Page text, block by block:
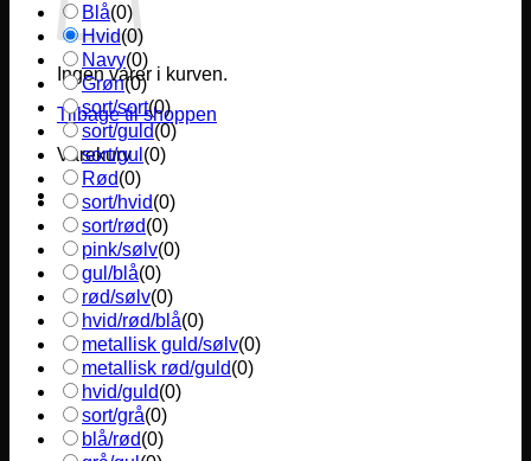
Ingen varer i kurven.
Tilbage til shoppen
Varekurv
Blå(0)
Hvid(0)
Navy(0)
Grøn(0)
sort/sort(0)
sort/guld(0)
sort/gul (0)
Rød(0)
sort/hvid(0)
sort/rød(0)
pink/sølv(0)
gul/blå(0)
rød/sølv(0)
hvid/rød/blå(0)
metallisk guld/sølv(0)
metallisk rød/guld(0)
hvid/guld(0)
sort/grå(0)
blå/rød(0)